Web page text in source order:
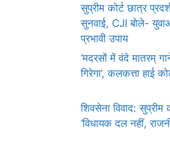
सुप्रीम कोर्ट छात्र
सुनवाई, CJI बोले-
प्रभावी उपाय
‘मदरसों में वंदे मातरम्
गिरेगा’, कलकत्ता हाई
शिवसेना विवाद: सुप्रीम
‘विधायक दल नहीं,